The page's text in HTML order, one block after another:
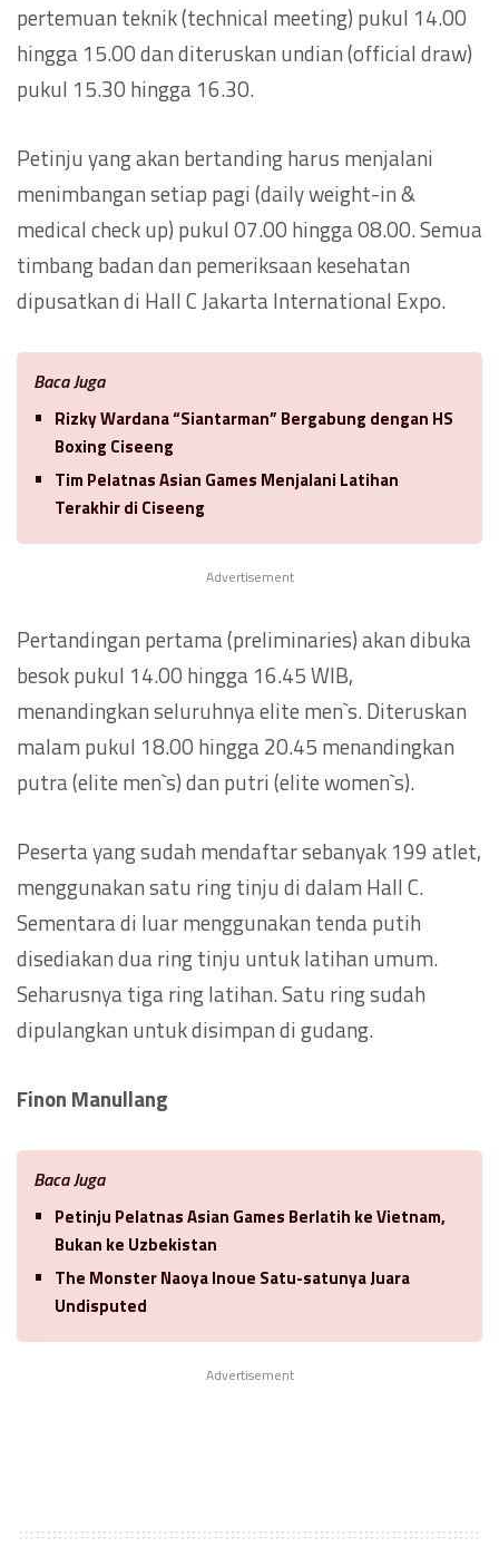
pertemuan teknik (technical meeting) pukul 14.00
hingga 15.00 dan diteruskan undian (official draw)
pukul 15.30 hingga 16.30.
Petinju yang akan bertanding harus menjalani
menimbangan setiap pagi (daily weight-in &
medical check up) pukul 07.00 hingga 08.00. Semua
timbang badan dan pemeriksaan kesehatan
dipusatkan di Hall C Jakarta International Expo.
Baca Juga
Rizky Wardana “Siantarman” Bergabung dengan HS
Boxing Ciseeng
Tim Pelatnas Asian Games Menjalani Latihan
Terakhir di Ciseeng
Advertisement
Pertandingan pertama (preliminaries) akan dibuka
besok pukul 14.00 hingga 16.45 WIB,
menandingkan seluruhnya elite men`s. Diteruskan
malam pukul 18.00 hingga 20.45 menandingkan
putra (elite men`s) dan putri (elite women`s).
Peserta yang sudah mendaftar sebanyak 199 atlet,
menggunakan satu ring tinju di dalam Hall C.
Sementara di luar menggunakan tenda putih
disediakan dua ring tinju untuk latihan umum.
Seharusnya tiga ring latihan. Satu ring sudah
dipulangkan untuk disimpan di gudang.
Finon Manullang
Baca Juga
Petinju Pelatnas Asian Games Berlatih ke Vietnam,
Bukan ke Uzbekistan
The Monster Naoya Inoue Satu-satunya Juara
Undisputed
Advertisement